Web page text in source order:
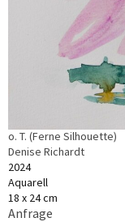
o. T. (Ferne Silhouette)
Denise Richardt
2024
Aquarell
18 x 24 cm
Anfrage